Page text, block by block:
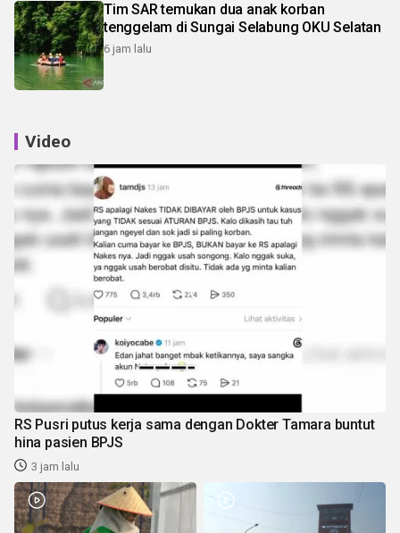
Tim SAR temukan dua anak korban
tenggelam di Sungai Selabung OKU Selatan
6 jam lalu
Video
RS Pusri putus kerja sama dengan Dokter Tamara buntut
hina pasien BPJS
3 jam lalu